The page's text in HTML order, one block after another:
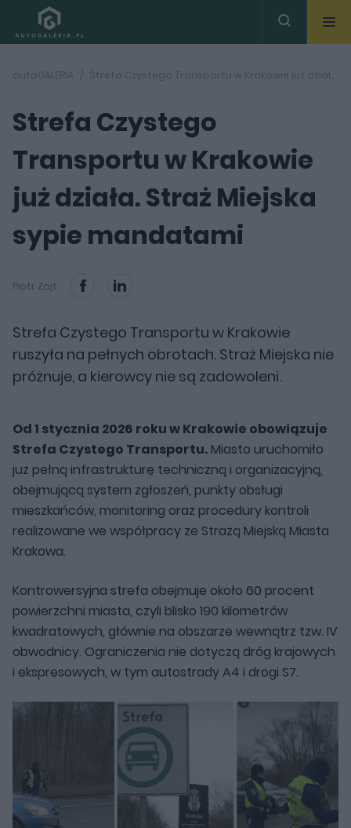
autoGALERIA Strefa Czystego Transportu w Krakowie już działa. Straż Miejska sypie mandatami
Strefa Czystego
Transportu w Krakowie
już działa. Straż Miejska
sypie mandatami
Piotr Zajt
Strefa Czystego Transportu w Krakowie
ruszyła na pełnych obrotach. Straż Miejska nie
próżnuje, a kierowcy nie są zadowoleni.
Od 1 stycznia 2026 roku w Krakowie obowiązuje
Strefa Czystego Transportu. Miasto uruchomiło
już pełną infrastrukturę techniczną i organizacyjną,
obejmującą system zgłoszeń, punkty obsługi
mieszkańców, monitoring oraz procedury kontroli
realizowane we współpracy ze Strażą Miejską Miasta
Krakowa.
Kontrowersyjna strefa obejmuje około 60 procent
powierzchni miasta, czyli blisko 190 kilometrów
kwadratowych, głównie na obszarze wewnątrz tzw. IV
obwodnicy. Ograniczenia nie dotyczą dróg krajowych
i ekspresowych, w tym autostrady A4 i drogi S7.